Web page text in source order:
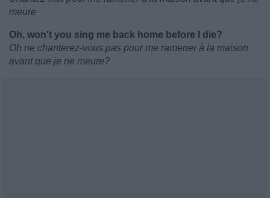
meure
Oh, won't you sing me back home before I die?
Oh ne chanterez-vous pas pour me ramener à la maison
avant que je ne meure?